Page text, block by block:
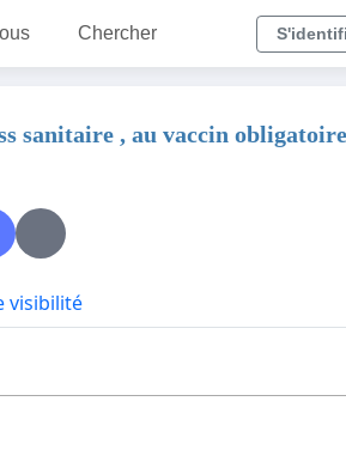
Chercher
sanitaire , au vaccin
visibilité